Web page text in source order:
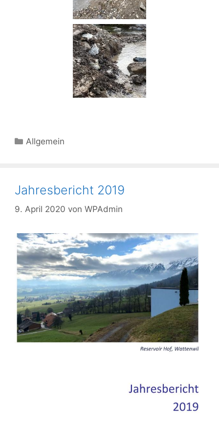
Allgemein
Jahresbericht 2019
9. April 2020 von WPAdmin